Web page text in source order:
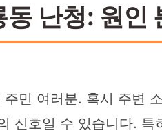
난청: 원인
민 여러분. 혹시 주변
신호일 수 있습니다.